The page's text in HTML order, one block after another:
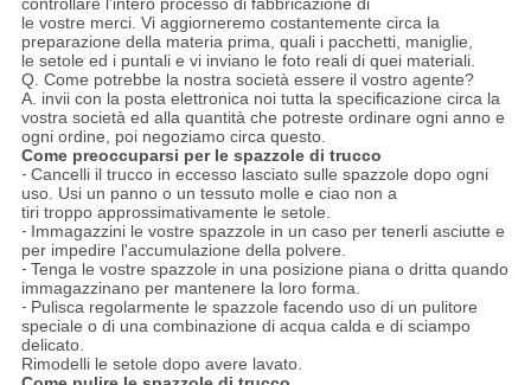
le vostre merci. Vi aggiorneremo costantemente circa la
preparazione della materia prima, quali i pacchetti, maniglie,
le setole ed i puntali e vi inviano le foto reali di quei materiali.
Q. Come potrebbe la nostra società essere il vostro agente?
A. invii con la posta elettronica noi tutta la specificazione circa la
vostra società ed alla quantità che potreste ordinare ogni anno e
ogni ordine, poi negoziamo circa questo.
Come preoccuparsi per le spazzole di trucco
- Cancelli il trucco in eccesso lasciato sulle spazzole dopo ogni
uso. Usi un panno o un tessuto molle e ciao non a
tiri troppo approssimativamente le setole.
- Immagazzini le vostre spazzole in un caso per tenerli asciutte e
per impedire l'accumulazione della polvere.
- Tenga le vostre spazzole in una posizione piana o dritta quando
immagazzinano per mantenere la loro forma.
- Pulisca regolarmente le spazzole facendo uso di un pulitore
speciale o di una combinazione di acqua calda e di sciampo
delicato.
Rimodelli le setole dopo avere lavato.